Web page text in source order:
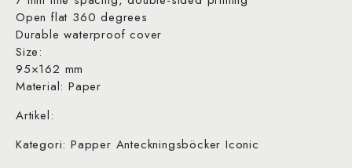
Open flat 360 degrees
Durable waterproof cover
Size:
95×162 mm
Material: Paper
Artikel:
Kategori: Papper Anteckningsböcker Iconic